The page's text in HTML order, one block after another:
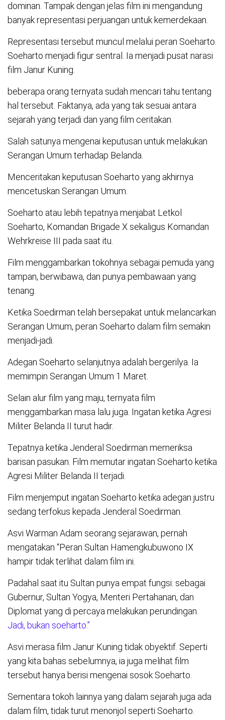
dominan. Tampak dengan jelas film ini mengandung
banyak representasi perjuangan untuk kemerdekaan.
Representasi tersebut muncul melalui peran Soeharto.
Soeharto menjadi figur sentral. Ia menjadi pusat narasi
film Janur Kuning.
beberapa orang ternyata sudah mencari tahu tentang
hal tersebut. Faktanya, ada yang tak sesuai antara
sejarah yang terjadi dan yang film ceritakan.
Salah satunya mengenai keputusan untuk melakukan
Serangan Umum terhadap Belanda.
Menceritakan keputusan Soeharto yang akhirnya
mencetuskan Serangan Umum.
Soeharto atau lebih tepatnya menjabat Letkol
Soeharto, Komandan Brigade X sekaligus Komandan
Wehrkreise III pada saat itu.
Film menggambarkan tokohnya sebagai pemuda yang
tampan, berwibawa, dan punya pembawaan yang
tenang.
Ketika Soedirman telah bersepakat untuk melancarkan
Serangan Umum, peran Soeharto dalam film semakin
menjadi-jadi.
Adegan Soeharto selanjutnya adalah bergerilya. Ia
memimpin Serangan Umum 1 Maret.
Selain alur film yang maju, ternyata film
menggambarkan masa lalu juga. Ingatan ketika Agresi
Militer Belanda II turut hadir.
Tepatnya ketika Jenderal Soedirman memeriksa
barisan pasukan. Film memutar ingatan Soeharto ketika
Agresi Militer Belanda II terjadi.
Film menjemput ingatan Soeharto ketika adegan justru
sedang terfokus kepada Jenderal Soedirman.
Asvi Warman Adam seorang sejarawan, pernah
mengatakan “Peran Sultan Hamengkubuwono IX
hampir tidak terlihat dalam film ini.
Padahal saat itu Sultan punya empat fungsi: sebagai
Gubernur, Sultan Yogya, Menteri Pertahanan, dan
Diplomat yang di percaya melakukan perundingan.
Jadi, bukan soeharto.”
Asvi merasa film Janur Kuning tidak obyektif. Seperti
yang kita bahas sebelumnya, ia juga melihat film
tersebut hanya berisi mengenai sosok Soeharto.
Sementara tokoh lainnya yang dalam sejarah juga ada
dalam film, tidak turut menonjol seperti Soeharto.